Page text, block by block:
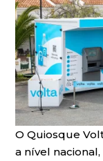
O Quiosque
a nível